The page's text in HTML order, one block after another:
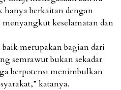
berkaitan dengan
keselamatan dan
merupakan bagian dari
semrawut bukan sekadar
berpotensi menimbulkan
katanya.